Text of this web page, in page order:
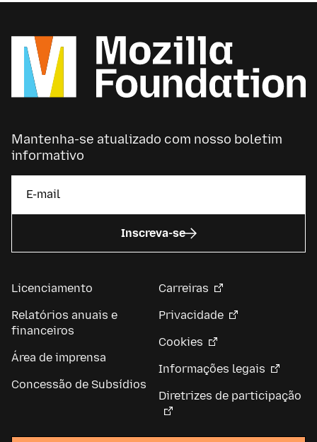
Mantenha-se atualizado com nosso boletim
informativo
Inscreva-se
Licenciamento
Relatórios anuais e
financeiros
Área de imprensa
Concessão de Subsídios
Carreiras
Privacidade
Cookies
Informações legais
Diretrizes de participação